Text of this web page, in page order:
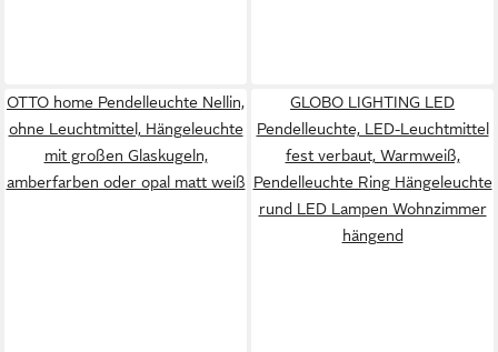
OTTO home Pendelleuchte Nellin,
ohne Leuchtmittel, Hängeleuchte
mit großen Glaskugeln,
amberfarben oder opal matt weiß
GLOBO LIGHTING LED
Pendelleuchte, LED-Leuchtmittel
fest verbaut, Warmweiß,
Pendelleuchte Ring Hängeleuchte
rund LED Lampen Wohnzimmer
hängend